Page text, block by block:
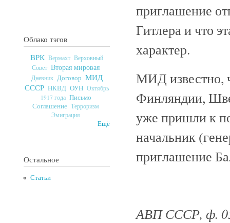
Облако тэгов
ВРК Вермахт Верховный
Совет Вторая мировая
Дневник Договор МИД
СССР НКВД ОУН Октябрь
1917 года Письмо
Соглашение Терроризм
Эмиграция
Ещё
Остальное
Статьи
приглашение
Гитлера и что
характер.
МИД известно,
Финляндии,
уже пришли к
начальник
приглашение
АВП СССР, ф.